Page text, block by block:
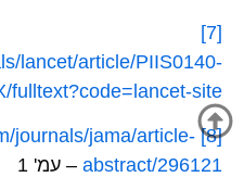
[7]
lancet/article/PIIS0140-
fulltext?code=lancet-site
[8]
journals/jama/article-
abstract/296121 – עמ' 1